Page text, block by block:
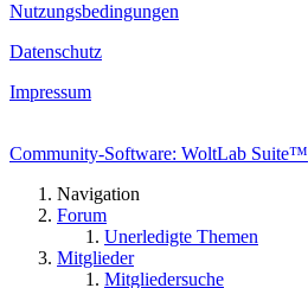
Nutzungsbedingungen
Datenschutz
Impressum
Community-Software: WoltLab Suite™
Navigation
Forum
Unerledigte Themen
Mitglieder
Mitgliedersuche